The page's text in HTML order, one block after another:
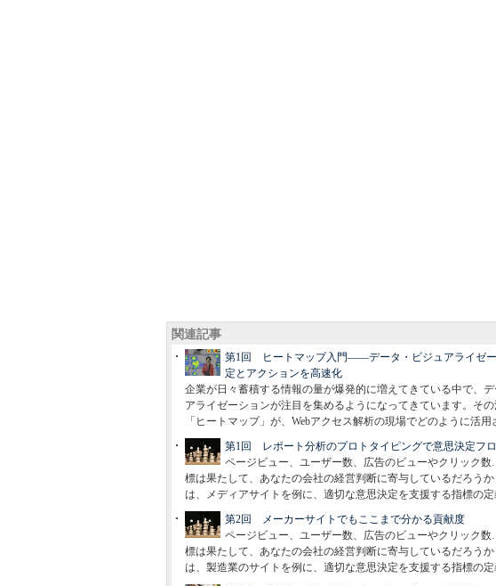
関連記事
第1回 ヒートマップ入門――データ・ビジュアライゼー
定とアクションを高速化
企業が日々蓄積する情報の量が爆発的に増えてきている中で、
アライゼーションが注目を集めるようになってきています。そ
「ヒートマップ」が、Webアクセス解析の現場でどのように活用
第1回 レポート分析のプロトタイピングで意思決定フ
ページビュー、ユーザー数、広告のビューやクリック
標は果たして、あなたの会社の経営判断に寄与しているだろう
は、メディアサイトを例に、適切な意思決定を支援する指標の
第2回 メーカーサイトでもここまで分かる貢献度
ページビュー、ユーザー数、広告のビューやクリック
標は果たして、あなたの会社の経営判断に寄与しているだろう
は、製造業のサイトを例に、適切な意思決定を支援する指標の